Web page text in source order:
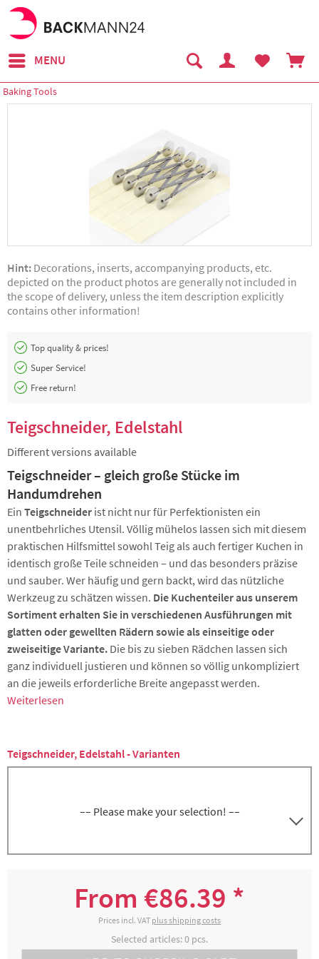
MENU
Baking Tools
Hint: Decorations, inserts, accompanying products, etc.
depicted on the product photos are generally not included in
the scope of delivery, unless the item description explicitly
contains other information!
Top quality & prices!
Super Service!
Free return!
Teigschneider, Edelstahl
Different versions available
Teigschneider – gleich große Stücke im
Handumdrehen
Ein Teigschneider ist nicht nur für Perfektionisten ein
unentbehrliches Utensil. Völlig mühelos lassen sich mit diesem
praktischen Hilfsmittel sowohl Teig als auch fertiger Kuchen in
identisch große Teile schneiden – und das besonders präzise
und sauber. Wer häufig und gern backt, wird das nützliche
Werkzeug zu schätzen wissen. Die Kuchenteiler aus unserem
Sortiment erhalten Sie in verschiedenen Ausführungen mit
glatten oder gewellten Rädern sowie als einseitige oder
zweiseitige Variante. Die bis zu sieben Rädchen lassen sich
ganz individuell justieren und können so völlig unkompliziert
an die jeweils erforderliche Breite angepasst werden.
Weiterlesen
Teigschneider, Edelstahl - Varianten
–– Please make your selection! ––
From €86.39 *
Prices incl. VAT plus shipping costs
Selected articles:0 pcs.